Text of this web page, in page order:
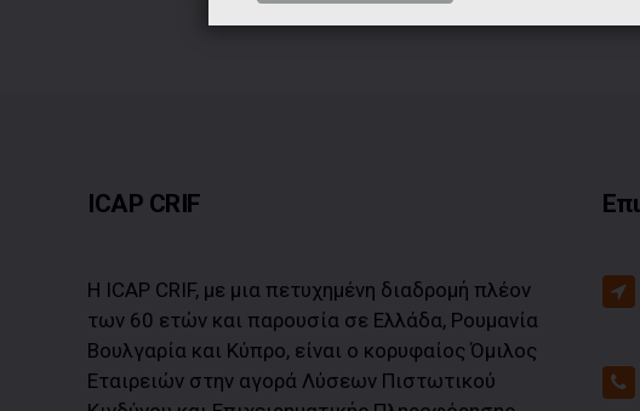
ICAP CRIF
Η ICAP CRIF, με μια πετυχημένη διαδρομή πλέον
των 60 ετών και παρουσία σε Ελλάδα, Ρουμανία
Βουλγαρία και Κύπρο, είναι ο κορυφαίος Όμιλος
Εταιρειών στην αγορά Λύσεων Πιστωτικού